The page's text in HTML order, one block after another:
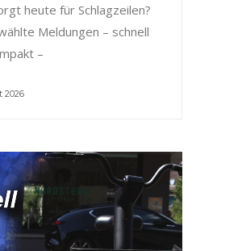
heute für Schlagzeilen?
Meldungen – schnell
–
2026